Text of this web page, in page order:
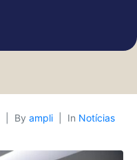
By ampli In Notícias